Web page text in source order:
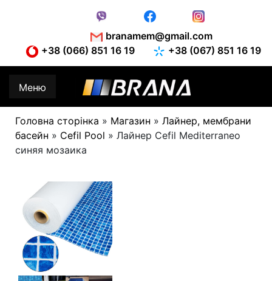
+38 (066) 851 16 19
+38 (067) 851 16 19
branamem@gmail.com
Меню
Головна сторінка » Магазин » Лайнер, мембрани
басейн » Cefil Pool » Лайнер Cefil Mediterraneo
синяя мозаика